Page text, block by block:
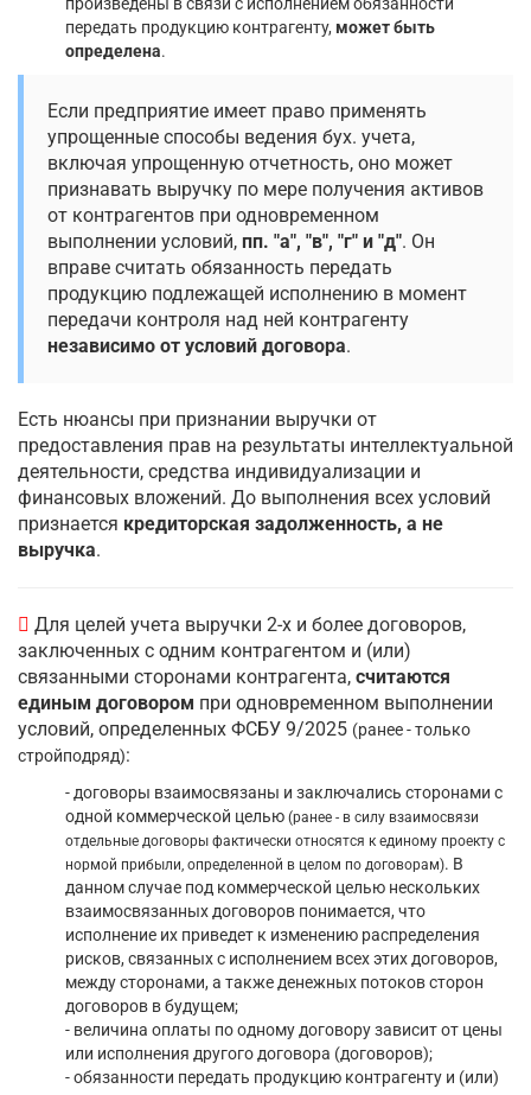
передать продукцию контрагенту, может быть
определена.
Если предприятие имеет право применять
упрощенные способы ведения бух. учета,
включая упрощенную отчетность, оно может
признавать выручку по мере получения активов
от контрагентов при одновременном
выполнении условий, пп. "а", "в", "г" и "д". Он
вправе считать обязанность передать
продукцию подлежащей исполнению в момент
передачи контроля над ней контрагенту
независимо от условий договора.
Есть нюансы при признании выручки от
предоставления прав на результаты интеллектуальной
деятельности, средства индивидуализации и
финансовых вложений. До выполнения всех условий
признается кредиторская задолженность, а не
выручка.
Для целей учета выручки 2-х и более договоров,
заключенных с одним контрагентом и (или)
связанными сторонами контрагента, считаются
единым договором при одновременном выполнении
условий, определенных ФСБУ 9/2025 (ранее - только
стройподряд):
- договоры взаимосвязаны и заключались сторонами с
одной коммерческой целью (ранее - в силу взаимосвязи
отдельные договоры фактически относятся к единому проекту с
нормой прибыли, определенной в целом по договорам). В
данном случае под коммерческой целью нескольких
взаимосвязанных договоров понимается, что
исполнение их приведет к изменению распределения
рисков, связанных с исполнением всех этих договоров,
между сторонами, а также денежных потоков сторон
договоров в будущем;
- величина оплаты по одному договору зависит от цены
или исполнения другого договора (договоров);
- обязанности передать продукцию контрагенту и (или)